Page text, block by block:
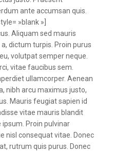
ante accumsan quis.
»blank »]
Aliquam sed mauris
dictum turpis. Proin purus
volutpat semper neque.
vitae faucibus sem.
ullamcorper. Aenean
nibh arcu maximus justo,
Mauris feugiat sapien id
vitae mauris blandit
ipsum. Proin pulvinar
nisl consequat vitae. Donec
rutrum quis purus. Donec